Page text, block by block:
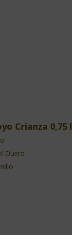
Crianza 0,75 l
Duero